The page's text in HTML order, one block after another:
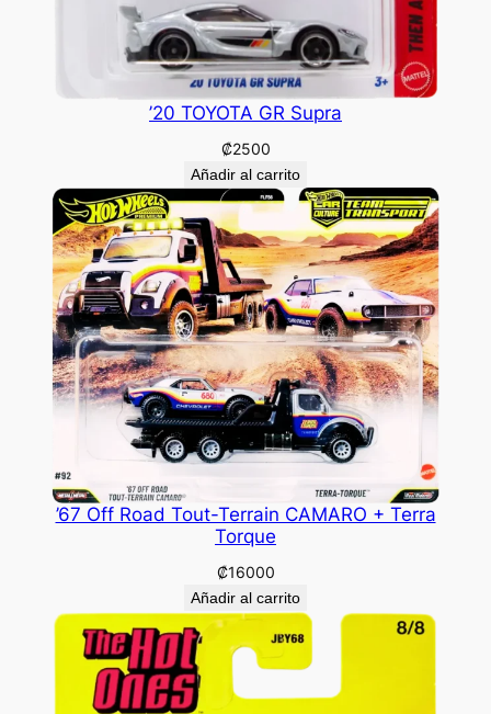
’20 TOYOTA GR Supra
₡2500
Añadir al carrito
’67 Off Road Tout-Terrain CAMARO + Terra
Torque
₡16000
Añadir al carrito